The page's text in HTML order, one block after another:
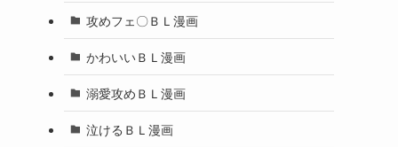
攻めフェ〇ＢＬ漫画
かわいいＢＬ漫画
溺愛攻めＢＬ漫画
泣けるＢＬ漫画